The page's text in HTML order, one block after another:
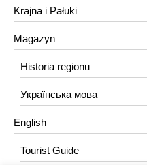
Krajna i Pałuki
Magazyn
Historia regionu
Українська мова
English
Tourist Guide